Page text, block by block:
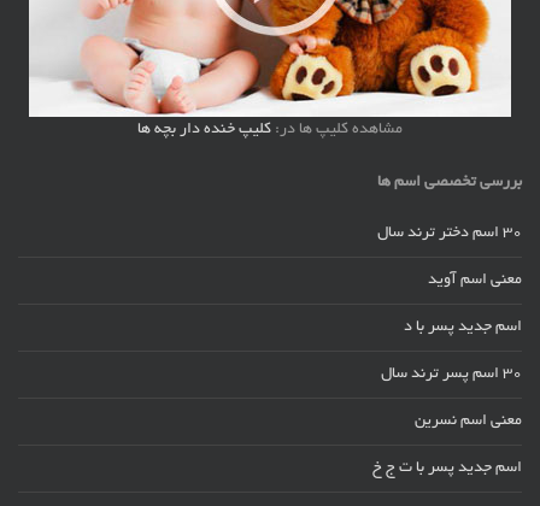
مشاهده کلیپ ها در: کلیپ خنده دار بچه ها
بررسی تخصصی اسم ها
30 اسم دختر ترند سال
معنی اسم آوید
اسم جدید پسر با د
30 اسم پسر ترند سال
معنی اسم نسرین
اسم جدید پسر با ت ج خ